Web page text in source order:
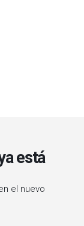
está
el nuevo